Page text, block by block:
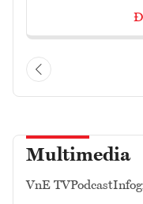
Multimedia
VnE TVPodcast